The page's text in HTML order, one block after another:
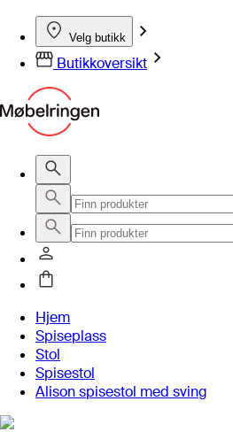
Velg butikk
Butikkoversikt
Hjem
Spiseplass
Stol
Spisestol
Alison spisestol med sving